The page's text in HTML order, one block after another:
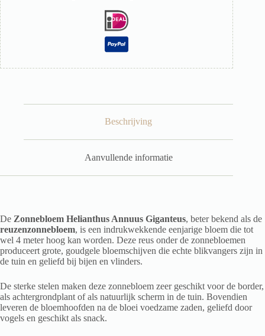
Beschrijving
Aanvullende informatie
De Zonnebloem Helianthus Annuus Giganteus, beter bekend als de
reuzenzonnebloem, is een indrukwekkende eenjarige bloem die tot
wel 4 meter hoog kan worden. Deze reus onder de zonnebloemen
produceert grote, goudgele bloemschijven die echte blikvangers zijn in
de tuin en geliefd bij bijen en vlinders.
De sterke stelen maken deze zonnebloem zeer geschikt voor de border,
als achtergrondplant of als natuurlijk scherm in de tuin. Bovendien
leveren de bloemhoofden na de bloei voedzame zaden, geliefd door
vogels en geschikt als snack.